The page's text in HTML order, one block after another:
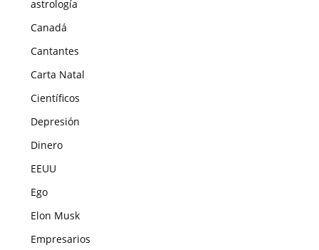
astrología
Canadá
Cantantes
Carta Natal
Científicos
Depresión
Dinero
EEUU
Ego
Elon Musk
Empresarios